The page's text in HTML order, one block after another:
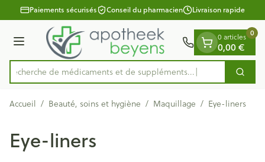
Aller au contenu
1 de 1
Paiements sécurisés Conseil du pharmacien Livraison rapide
Menu
Rechercher
Recherche de médicaments et de
0 articles
0,00 €
0
Accueil / Beauté, soins et hygiène / Maquillage / Eye-liners
Eye-liners